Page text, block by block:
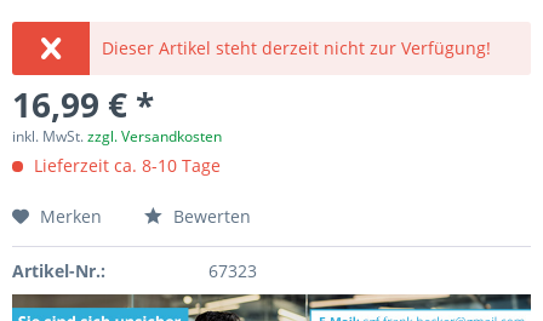
Dieser Artikel steht derzeit nicht zur Verfügung!
16,99 € *
inkl. MwSt.zzgl. Versandkosten
Lieferzeit ca. 8-10 Tage
Merken Bewerten
Artikel-Nr.: 67323